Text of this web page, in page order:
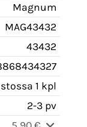
Magnum
MAG43432
43432
1 kpl
2-3 pv